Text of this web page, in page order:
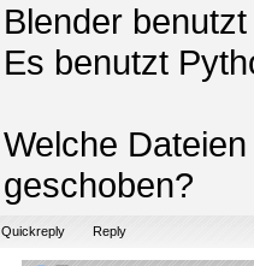
Blender
Es benutzt
Welche
geschoben?
Quickreply Reply